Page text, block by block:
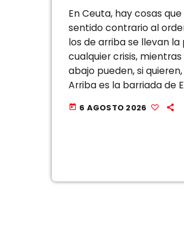
En Ceuta, hay cosas
sentido contrario al
los de arriba se llevan
cualquier crisis,
abajo pueden, si
Arriba es la barriada de
vitola de […]
today 6 AGOSTO 2026